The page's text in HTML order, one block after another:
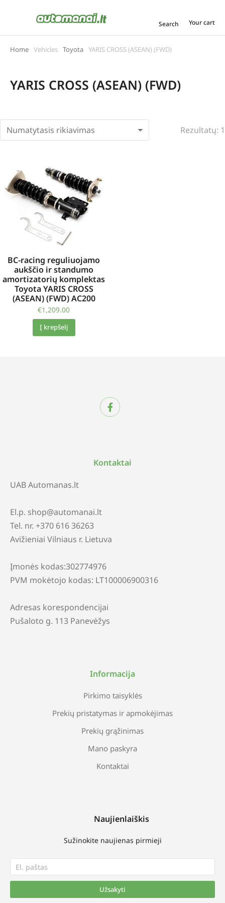
Search Your cart
You are here:
Home Vehicles Toyota YARIS CROSS (ASEAN) (FWD)
YARIS CROSS (ASEAN) (FWD)
Rezultatų: 1
BC-racing reguliuojamo
aukščio ir standumo
amortizatorių komplektas
Toyota YARIS CROSS
(ASEAN) (FWD) AC200
€1,209.00
Į krepšelį
Kontaktai
UAB Automanas.lt
El.p. shop@automanai.lt
Tel. nr. +370 616 36263
Avižieniai Vilniaus r. Lietuva
Įmonės kodas:302774976
PVM mokėtojo kodas: LT100006900316
Adresas korespondencijai
Pušaloto g. 113 Panevėžys
Informacija
Pirkimo taisyklės
Prekių pristatymas ir apmokėjimas
Prekių grąžinimas
Mano paskyra
Kontaktai
Naujienlaiškis
Sužinokite naujienas pirmieji
Užsakyti